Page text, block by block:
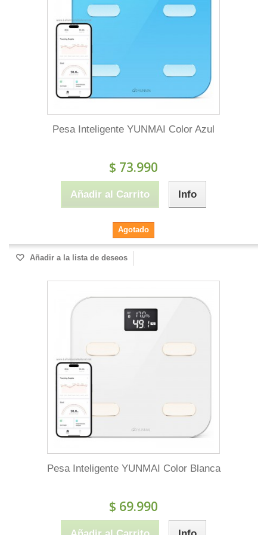
Pesa Inteligente YUNMAI Color Azul
$ 73.990
Añadir al Carrito Info
Agotado
Añadir a la lista de deseos
Pesa Inteligente YUNMAI Color Blanca
$ 69.990